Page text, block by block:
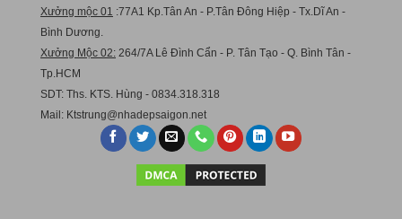
Xưởng mộc 01
:77A1 Kp.Tân An - P.Tân Đông Hiệp - Tx.Dĩ An -
Bình Dương.
Xưởng Mộc 02: 264/7A Lê Đình Cẩn - P. Tân Tạo - Q. Bình Tân -
Tp.HCM
SDT: Ths. KTS. Hùng - 0834.318.318
Mail: Ktstrung@nhadepsaigon.net